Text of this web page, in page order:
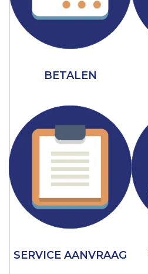
BETALEN
SERVICE AANVRAAG